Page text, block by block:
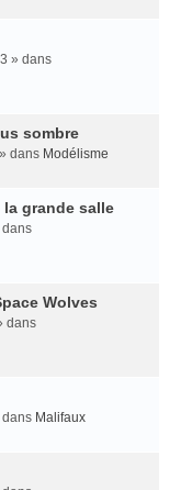
» dans
sombre
dans Modélisme
grande salle
Wolves
dans
Malifaux